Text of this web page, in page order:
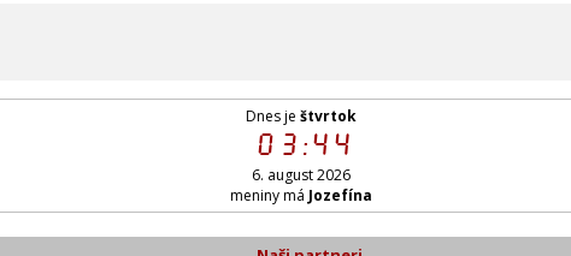
Dnes je štvrtok
03:44
6. august 2026
meniny má Jozefína